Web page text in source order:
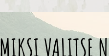
MIKSI VALITSE